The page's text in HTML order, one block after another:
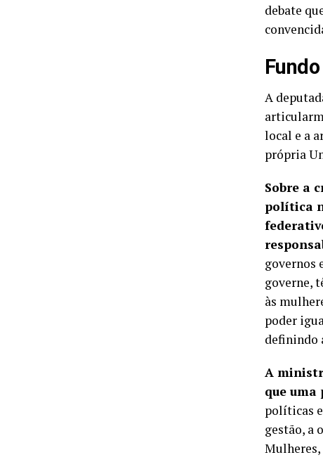
debate
A
local e a
própria
Sobre a
política
governos
governe,
às
poder
definindo
A
que
políticas
gestão, a
Mulheres,